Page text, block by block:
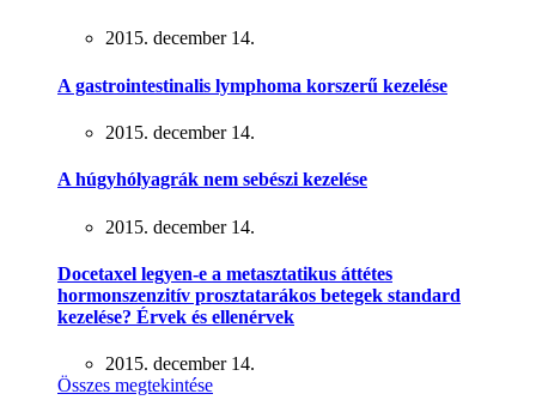
2015. december 14.
A gastrointestinalis lymphoma korszerű kezelése
2015. december 14.
A húgyhólyagrák nem sebészi kezelése
2015. december 14.
Docetaxel legyen-e a metasztatikus áttétes
hormonszenzitív prosztatarákos betegek standard
kezelése? Érvek és ellenérvek
2015. december 14.
Összes megtekintése